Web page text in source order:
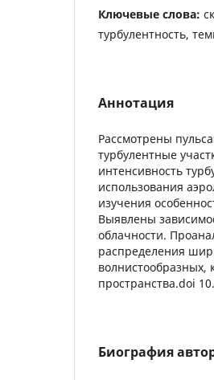
Ключевые слова:
турбулентность,
Аннотация
Рассмотрены
турбулентные
интенсивность
использования
изучения
Выявлены
облачности.
распределения
волнистообразных,
пространства.doi
Биография